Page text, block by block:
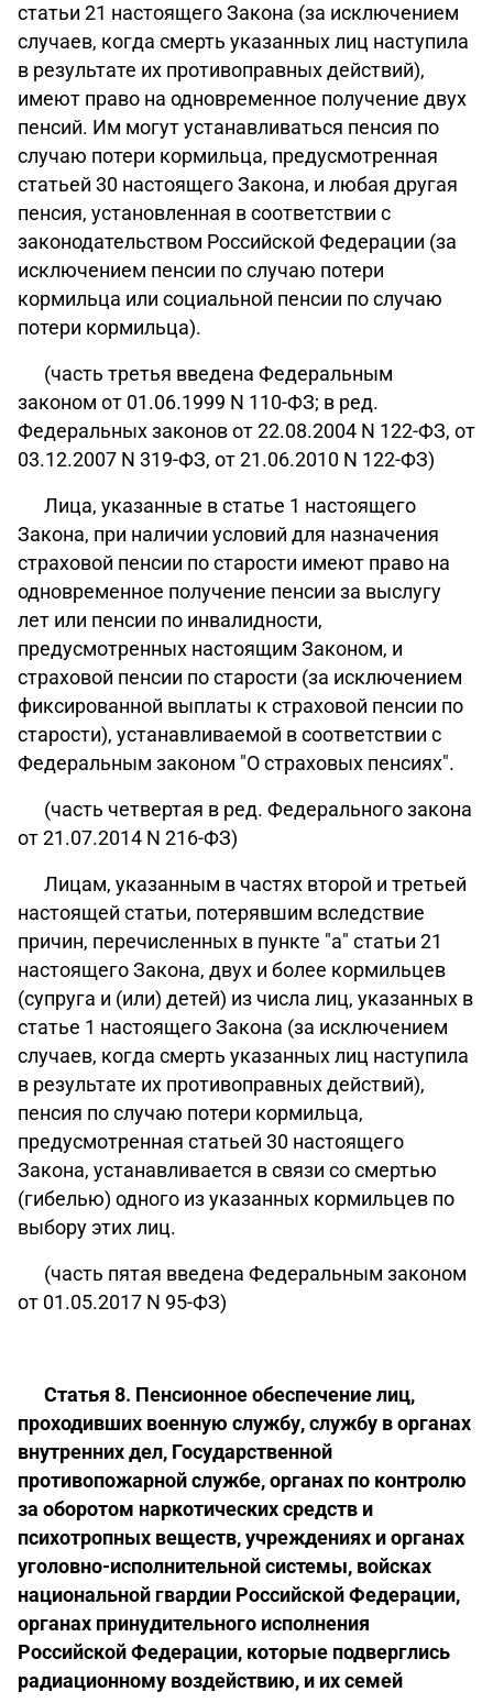
статьи 21 настоящего Закона (за исключением
случаев, когда смерть указанных лиц наступила
в результате их противоправных действий),
имеют право на одновременное получение двух
пенсий. Им могут устанавливаться пенсия по
случаю потери кормильца, предусмотренная
статьей 30 настоящего Закона, и любая другая
пенсия, установленная в соответствии с
законодательством Российской Федерации (за
исключением пенсии по случаю потери
кормильца или социальной пенсии по случаю
потери кормильца).
(часть третья введена Федеральным
законом от 01.06.1999 N 110-ФЗ; в ред.
Федеральных законов от 22.08.2004 N 122-ФЗ, от
03.12.2007 N 319-ФЗ, от 21.06.2010 N 122-ФЗ)
Лица, указанные в статье 1 настоящего
Закона, при наличии условий для назначения
страховой пенсии по старости имеют право на
одновременное получение пенсии за выслугу
лет или пенсии по инвалидности,
предусмотренных настоящим Законом, и
страховой пенсии по старости (за исключением
фиксированной выплаты к страховой пенсии по
старости), устанавливаемой в соответствии с
Федеральным законом "О страховых пенсиях".
(часть четвертая в ред. Федерального закона
от 21.07.2014 N 216-ФЗ)
Лицам, указанным в частях второй и третьей
настоящей статьи, потерявшим вследствие
причин, перечисленных в пункте "а" статьи 21
настоящего Закона, двух и более кормильцев
(супруга и (или) детей) из числа лиц, указанных в
статье 1 настоящего Закона (за исключением
случаев, когда смерть указанных лиц наступила
в результате их противоправных действий),
пенсия по случаю потери кормильца,
предусмотренная статьей 30 настоящего
Закона, устанавливается в связи со смертью
(гибелью) одного из указанных кормильцев по
выбору этих лиц.
(часть пятая введена Федеральным законом
от 01.05.2017 N 95-ФЗ)
Статья 8. Пенсионное обеспечение лиц,
проходивших военную службу, службу в органах
внутренних дел, Государственной
противопожарной службе, органах по контролю
за оборотом наркотических средств и
психотропных веществ, учреждениях и органах
уголовно-исполнительной системы, войсках
национальной гвардии Российской Федерации,
органах принудительного исполнения
Российской Федерации, которые подверглись
радиационному воздействию, и их семей